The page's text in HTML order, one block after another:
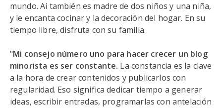
mundo. Ai también es madre de dos niños y una niña,
y le encanta cocinar y la decoración del hogar. En su
tiempo libre, disfruta con su familia.
"Mi consejo número uno para hacer crecer un blog
minorista es ser constante. La constancia es la clave
a la hora de crear contenidos y publicarlos con
regularidad. Eso significa dedicar tiempo a generar
ideas, escribir entradas, programarlas con antelación